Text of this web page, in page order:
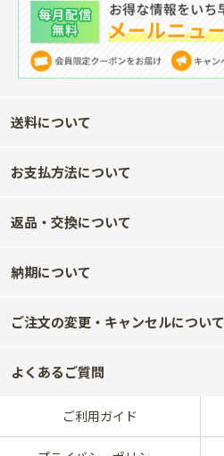
送料について
お支払方法について
返品・交換について
納期について
ご注文の変更・キャンセルについて
よくあるご質問
ご利用ガイド